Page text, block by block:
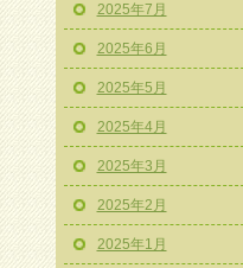
2025年7月
2025年6月
2025年5月
2025年4月
2025年3月
2025年2月
2025年1月